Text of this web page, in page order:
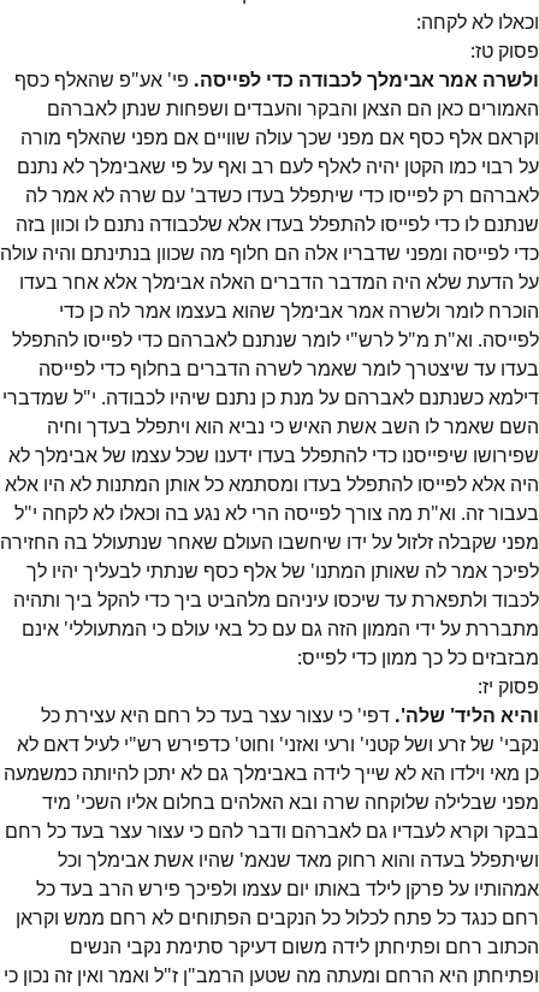
וכאלו לא לקחה:
פסוק טז:
ולשרה אמר אבימלך לכבודה כדי לפייסה. פי' אע"פ שהאלף כסף
האמורים כאן הם הצאן והבקר והעבדים ושפחות שנתן לאברהם
וקראם אלף כסף אם מפני שכך עולה שוויים אם מפני שהאלף מורה
על רבוי כמו הקטן יהיה לאלף לעם רב ואף על פי שאבימלך לא נתנם
לאברהם רק לפייסו כדי שיתפלל בעדו כשדב' עם שרה לא אמר לה
שנתנם לו כדי לפייסו להתפלל בעדו אלא שלכבודה נתנם לו וכוון בזה
כדי לפייסה ומפני שדבריו אלה הם חלוף מה שכוון בנתינתם והיה עולה
על הדעת שלא היה המדבר הדברים האלה אבימלך אלא אחר בעדו
הוכרח לומר ולשרה אמר אבימלך שהוא בעצמו אמר לה כן כדי
לפייסה. וא"ת מ"ל לרש"י לומר שנתנם לאברהם כדי לפייסו להתפלל
בעדו עד שיצטרך לומר שאמר לשרה הדברים בחלוף כדי לפייסה
דילמא כשנתנם לאברהם על מנת כן נתנם שיהיו לכבודה. י"ל שמדברי
השם שאמר לו השב אשת האיש כי נביא הוא ויתפלל בעדך וחיה
שפירושו שיפייסנו כדי להתפלל בעדו ידענו שכל עצמו של אבימלך לא
היה אלא לפייסו להתפלל בעדו ומסתמא כל אותן המתנות לא היו אלא
בעבור זה. וא"ת מה צורך לפייסה הרי לא נגע בה וכאלו לא לקחה י"ל
מפני שקבלה זלזול על ידו שיחשבו העולם שאחר שנתעולל בה החזירה
לפיכך אמר לה שאותן המתנו' של אלף כסף שנתתי לבעליך יהיו לך
לכבוד ולתפארת עד שיכסו עיניהם מלהביט ביך כדי להקל ביך ותהיה
מתבררת על ידי הממון הזה גם עם כל באי עולם כי המתעוללי' אינם
מבזבזים כל כך ממון כדי לפייס:
פסוק יז:
והיא הליד' שלה'. דפי' כי עצור עצר בעד כל רחם היא עצירת כל
נקבי' של זרע ושל קטני' ורעי ואזני' וחוט' כדפירש רש"י לעיל דאם לא
כן מאי וילדו הא לא שייך לידה באבימלך גם לא יתכן להיותה כמשמעה
מפני שבלילה שלוקחה שרה ובא האלהים בחלום אליו השכי' מיד
בבקר וקרא לעבדיו גם לאברהם ודבר להם כי עצור עצר בעד כל רחם
ושיתפלל בעדה והוא רחוק מאד שנאמ' שהיו אשת אבימלך וכל
אמהותיו על פרקן לילד באותו יום עצמו ולפיכך פירש הרב בעד כל
רחם כנגד כל פתח לכלול כל הנקבים הפתוחים לא רחם ממש וקראן
הכתוב רחם ופתיחתן לידה משום דעיקר סתימת נקבי הנשים
ופתיחתן היא הרחם ומעתה מה שטען הרמב"ן ז"ל ואמר ואין זה נכון כי